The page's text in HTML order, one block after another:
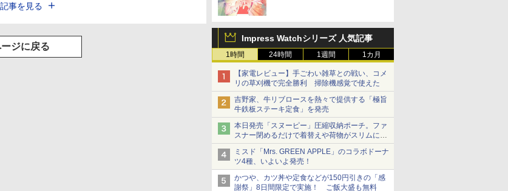
Impress Watchシリーズ 人気記事
1時間 24時間 1週間 1カ月
【家電レビュー】手ごわい雑草との戦い、コメ
リの草刈機で完全勝利 掃除機感覚で使えた
吉野家、牛リブロースを熱々で提供する「極旨
牛鉄板ステーキ定食」を発売
本日発売「スヌーピー」圧縮収納ポーチ。ファ
スナー閉めるだけで着替えや荷物がスリムにま
とまる
ミスド「Mrs. GREEN APPLE」のコラボドーナ
ツ4種、いよいよ発売！
かつや、カツ丼や定食などが150円引きの「感
謝祭」8日間限定で実施！ ご飯大盛も無料
事を見る
ージに戻る